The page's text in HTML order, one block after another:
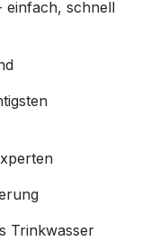
einfach, schnell
Trinkwasser